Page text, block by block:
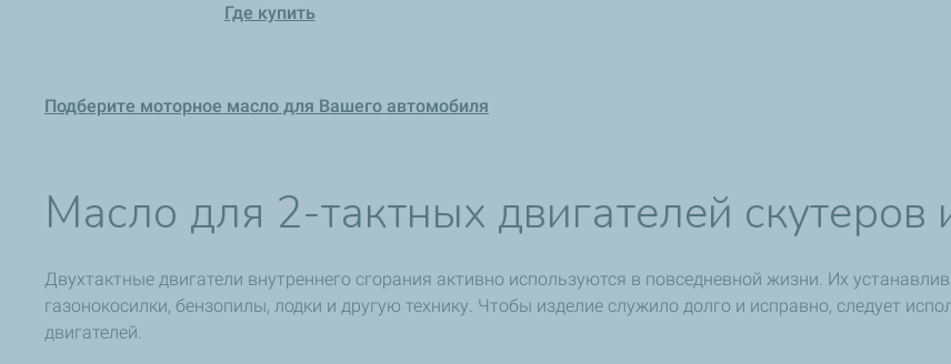
Где купить
Подберите моторное масло для Вашего автомобиля
Масло для 2-тактных двигателей скутеров
Двухтактные двигатели внутреннего сгорания активно используются в повседневной жизни. Их
газонокосилки, бензопилы, лодки и другую технику. Чтобы изделие служило долго и исправно, следует
двигателей.